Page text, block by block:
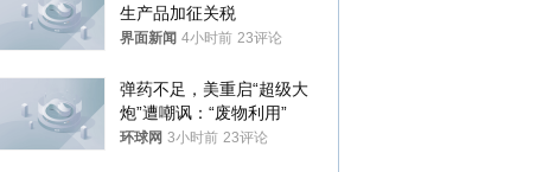
生产品加征关税
界面新闻 4小时前 23评论
弹药不足，美重启“超级大
炮”遭嘲讽：“废物利用”
环球网 3小时前 23评论